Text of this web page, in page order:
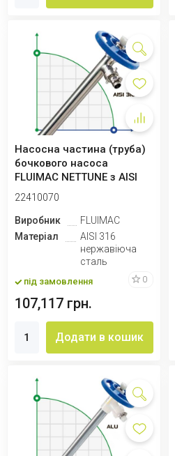
Насосна частина (труба)
бочкового насоса
FLUIMAC NETTUNE з AISI
316 (вал AISI...
22410070
Виробник
FLUIMAC
Матеріал
AISI 316
нержавіюча
сталь
під замовлення 0
107,117 грн.
Додати в кошик